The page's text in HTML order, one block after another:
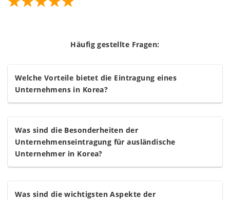
Häufig gestellte Fragen:
Welche Vorteile bietet die Eintragung eines
Unternehmens in Korea?
Was sind die Besonderheiten der
Unternehmenseintragung für ausländische
Unternehmer in Korea?
Was sind die wichtigsten Aspekte der